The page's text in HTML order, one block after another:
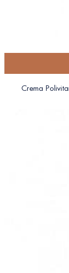
Crema